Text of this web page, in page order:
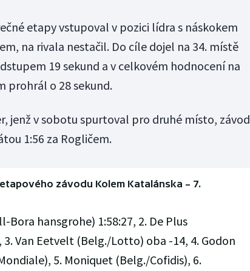
etapy vstupoval v pozici lídra s náskokem
na rivala nestačil. Do cíle dojel na 34. místě
19 sekund a v celkovém hodnocení na
prohrál o 28 sekund.
jenž v sobotu spurtoval pro druhé místo, závod
1:56 za Rogličem.
závodu Kolem Katalánska – 7.
Bora hansgrohe) 1:58:27, 2. De Plus
3. Van Eetvelt (Belg./Lotto) oba -14, 4. Godon
5. Moniquet (Belg./Cofidis), 6.